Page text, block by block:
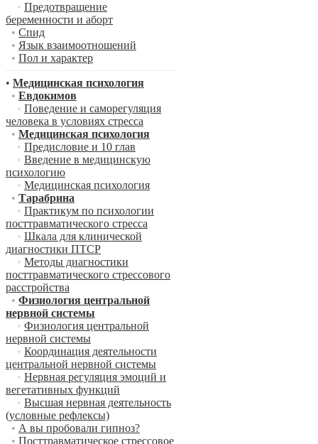
• Предотвращение
беременности и аборт
• Спид
• Язык взаимоотношений
• Пол и характер
• Медицинская психология
• Евдокимов
• Поведение и саморегуляция
человека в условиях стресса
• Медицинская психология
• Предисловие и 10 глав
• Введение в медицинскую
психологию
• Медицинская психология
• Тарабрина
• Практикум по психологии
посттравматического стресса
• Шкала для клинической
диагностики ПТСР
• Методы диагностики
посттравматического стрессового
расстройства
• Физиология центральной
нервной системы
• Физиология центральной
нервной системы
• Координация деятельности
центральной нервной системы
• Нервная регуляция эмоций и
вегетативных функций
• Высшая нервная деятельность
(условные рефлексы)
• А вы пробовали гипноз?
• Посттравматическое стрессовое